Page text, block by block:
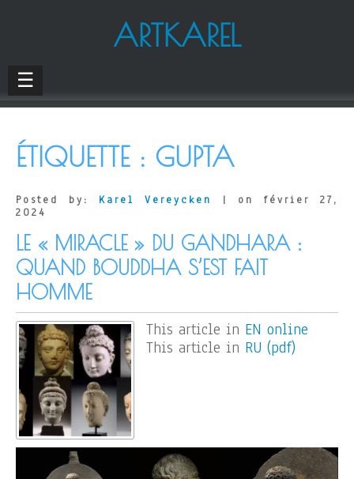
ARTKAREL
☰
ÉTIQUETTE : GUPTA
Posted by: Karel Vereycken
| on février 27,
2024
LE « MIRACLE » DU GANDHARA :
QUAND BOUDDHA S’EST FAIT
HOMME
This article in EN online
This article in RU (pdf)